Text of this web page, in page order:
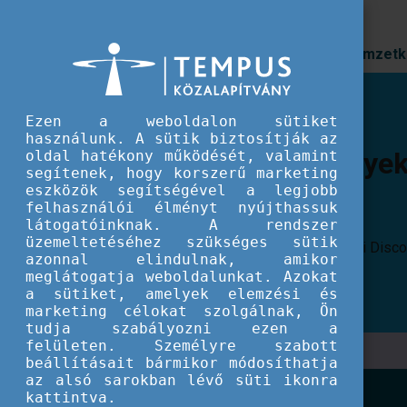
Prioritások
meetup.
Ezen a weboldalon sütiket
használunk. A sütik biztosítják az
oldal hatékony működését, valamint
segítenek, hogy korszerű marketing
eszközök segítségével a legjobb
felhasználói élményt nyújthassuk
látogatóinknak. A rendszer
üzemeltetéséhez szükséges sütik
azonnal elindulnak, amikor
meglátogatja weboldalunkat. Azokat
a sütiket, amelyek elemzési és
marketing célokat szolgálnak, Ön
tudja szabályozni ezen a
felületen. Személyre szabott
beállításait bármikor módosíthatja
az alsó sarokban lévő süti ikonra
kattintva.